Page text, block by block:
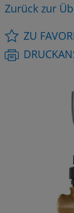
Zurück zur
ZU